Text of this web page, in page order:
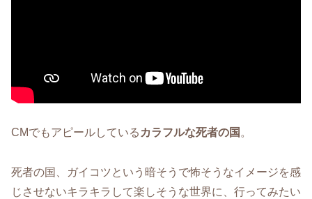
CMでもアピールしている カラフルな死者の国 。
死者の国、ガイコツという暗そうで怖そうなイメージを感
じさせないキラキラして楽しそうな世界に、行ってみたい